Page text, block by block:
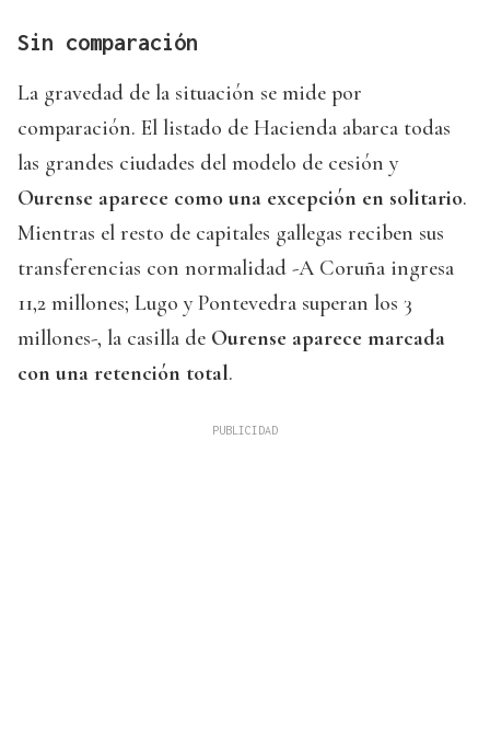
Sin comparación
La gravedad de la situación se mide por
comparación. El listado de Hacienda abarca todas
las grandes ciudades del modelo de cesión y
Ourense aparece como una excepción en solitario.
Mientras el resto de capitales gallegas reciben sus
transferencias con normalidad -A Coruña ingresa
11,2 millones; Lugo y Pontevedra superan los 3
millones-, la casilla de Ourense aparece marcada
con una retención total.